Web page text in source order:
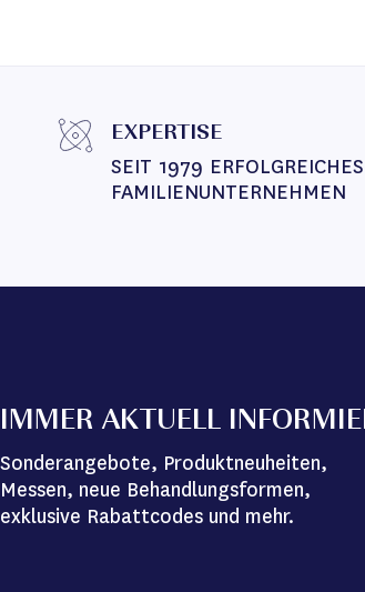
EXPERTISE
SEIT 1979 ERFOLGREICHES
FAMILIENUNTERNEHMEN
IMMER AKTUELL
Sonderangebote, Produktneuheiten,
Messen, neue Behandlungsformen,
exklusive Rabattcodes und mehr.